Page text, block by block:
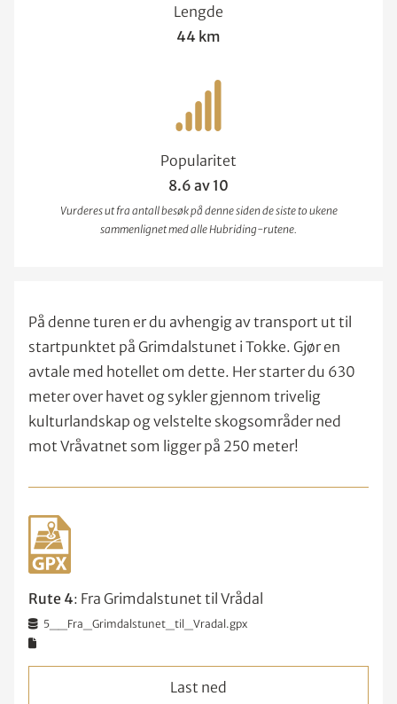
Lengde
44 km
Popularitet
8.6 av 10
Vurderes ut fra antall besøk på denne siden de siste to ukene
sammenlignet med alle Hubriding-rutene.
Rute 4: Fra Grimdalstunet til Vrådal
5__Fra_Grimdalstunet_til_Vradal.gpx
Last ned
På denne turen er du avhengig av transport ut til
startpunktet på Grimdalstunet i Tokke. Gjør en
avtale med hotellet om dette. Her starter du 630
meter over havet og sykler gjennom trivelig
kulturlandskap og velstelte skogsområder ned
mot Vråvatnet som ligger på 250 meter!